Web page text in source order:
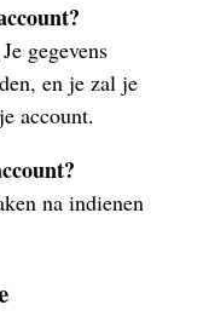
Je gegevens
en je zal je
account.
na indienen